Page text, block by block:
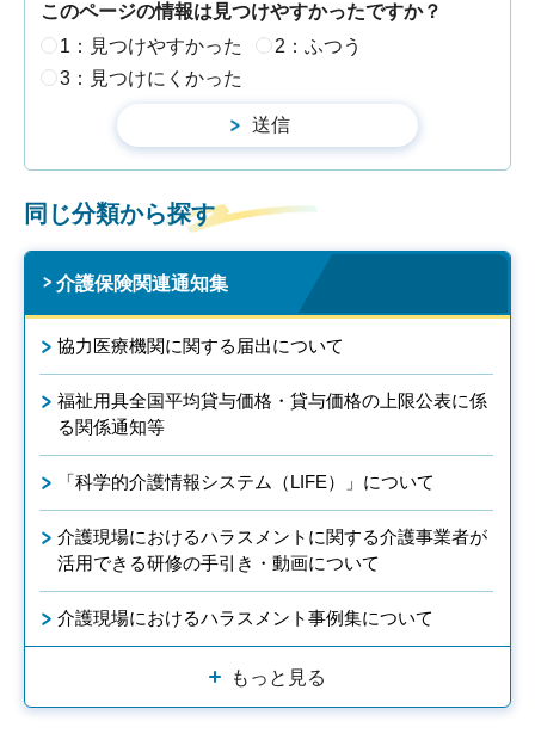
このページの情報は見つけやすかったですか？
1：見つけやすかった
2：ふつう
3：見つけにくかった
同じ分類から探す
介護保険関連通知集
協力医療機関に関する届出について
福祉用具全国平均貸与価格・貸与価格の上限公表に係
る関係通知等
「科学的介護情報システム（LIFE）」について
介護現場におけるハラスメントに関する介護事業者が
活用できる研修の手引き・動画について
介護現場におけるハラスメント事例集について
もっと見る